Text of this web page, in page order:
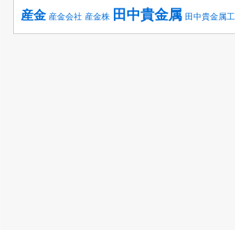
産金 産金会社 産金株 田中貴金属 田中貴金属